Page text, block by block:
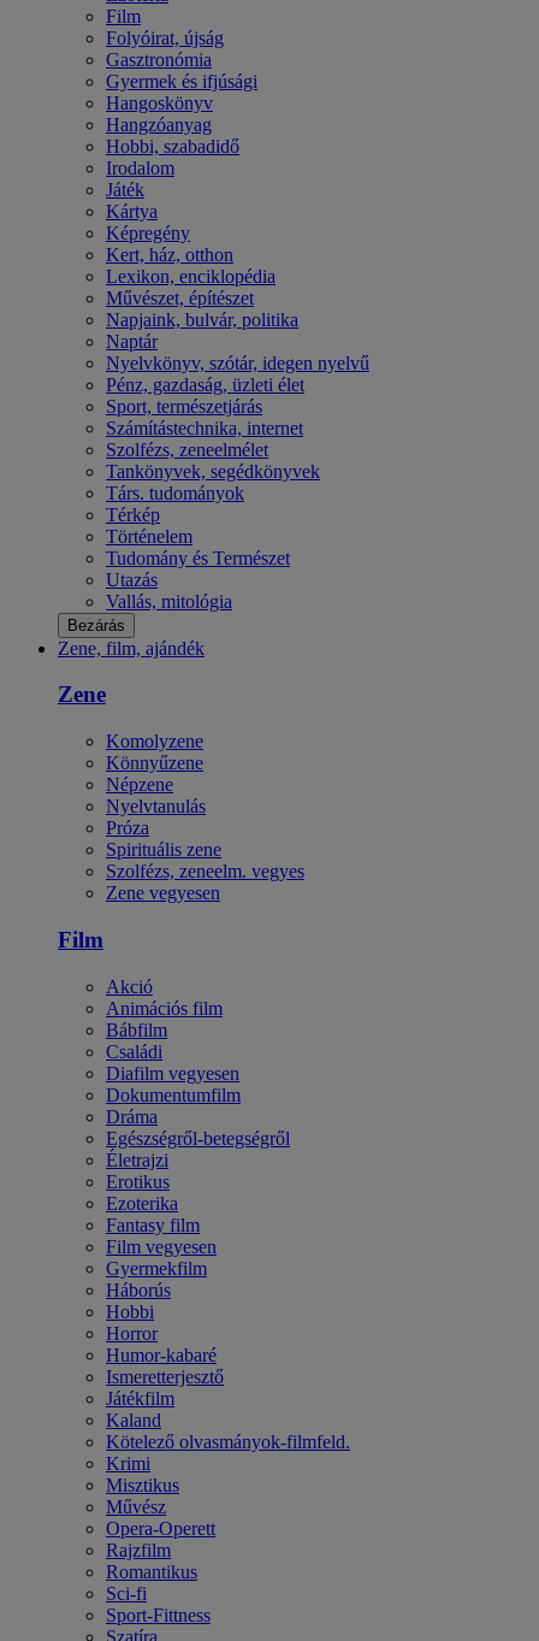
Film
Folyóirat, újság
Gasztronómia
Gyermek és ifjúsági
Hangoskönyv
Hangzóanyag
Hobbi, szabadidő
Irodalom
Játék
Kártya
Képregény
Kert, ház, otthon
Lexikon, enciklopédia
Művészet, építészet
Napjaink, bulvár, politika
Naptár
Nyelvkönyv, szótár, idegen nyelvű
Pénz, gazdaság, üzleti élet
Sport, természetjárás
Számítástechnika, internet
Szolfézs, zeneelmélet
Tankönyvek, segédkönyvek
Társ. tudományok
Térkép
Történelem
Tudomány és Természet
Utazás
Vallás, mitológia
Bezárás
Zene, film, ajándék
Zene
Komolyzene
Könnyűzene
Népzene
Nyelvtanulás
Próza
Spirituális zene
Szolfézs, zeneelm. vegyes
Zene vegyesen
Film
Akció
Animációs film
Bábfilm
Családi
Diafilm vegyesen
Dokumentumfilm
Dráma
Egészségről-betegségről
Életrajzi
Erotikus
Ezoterika
Fantasy film
Film vegyesen
Gyermekfilm
Háborús
Hobbi
Horror
Humor-kabaré
Ismeretterjesztő
Játékfilm
Kaland
Kötelező olvasmányok-filmfeld.
Krimi
Misztikus
Művész
Opera-Operett
Rajzfilm
Romantikus
Sci-fi
Sport-Fittness
Szatíra